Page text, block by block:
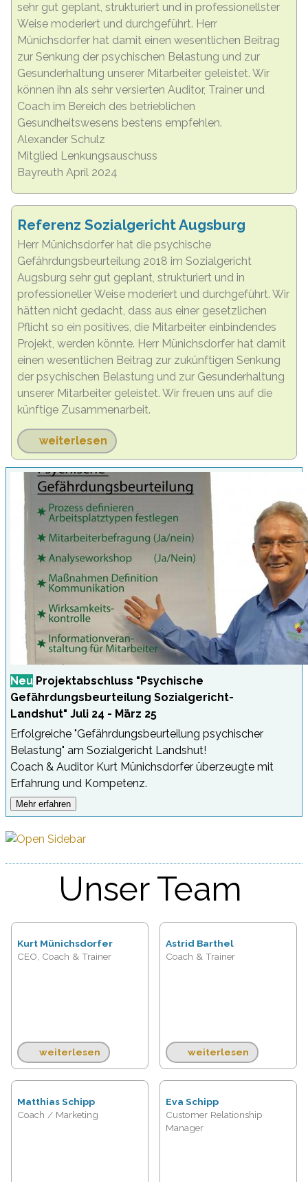
sehr gut geplant, strukturiert und in professionellster
Weise moderiert und durchgeführt. Herr
Münichsdorfer hat damit einen wesentlichen Beitrag
zur Senkung der psychischen Belastung und zur
Gesunderhaltung unserer Mitarbeiter geleistet. Wir
können ihn als sehr versierten Auditor, Trainer und
Coach im Bereich des betrieblichen
Gesundheitswesens bestens empfehlen.
Alexander Schulz
Mitglied Lenkungsauschuss
Bayreuth April 2024
Referenz Sozialgericht Augsburg
Herr Münichsdorfer hat die psychische
Gefährdungsbeurteilung 2018 im Sozialgericht
Augsburg sehr gut geplant, strukturiert und in
professioneller Weise moderiert und durchgeführt. Wir
hätten nicht gedacht, dass aus einer gesetzlichen
Pflicht so ein positives, die Mitarbeiter einbindendes
Projekt, werden könnte. Herr Münichsdorfer hat damit
einen wesentlichen Beitrag zur zukünftigen Senkung
der psychischen Belastung und zur Gesunderhaltung
unserer Mitarbeiter geleistet. Wir freuen uns auf die
künftige Zusammenarbeit.
weiterlesen
Neu Projektabschluss "Psychische
Gefährdungsbeurteilung Sozialgericht-
Landshut" Juli 24 - März 25
Erfolgreiche "Gefährdungsbeurteilung psychischer
Belastung" am Sozialgericht Landshut!
Coach & Auditor Kurt Münichsdorfer überzeugte mit
Erfahrung und Kompetenz.
Mehr erfahren
Unser Team
Kurt Münichsdorfer
CEO, Coach & Trainer
weiterlesen
Astrid Barthel
Coach & Trainer
weiterlesen
Matthias Schipp
Coach / Marketing
Eva Schipp
Customer Relationship
Manager